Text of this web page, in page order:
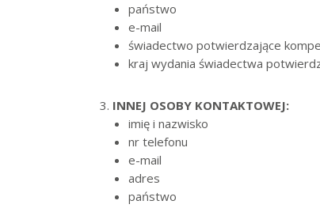
państwo
e-mail
świadectwo potwierdzające
kraj wydania świadectwa
INNEJ OSOBY KONTAKTOWEJ:
imię i nazwisko
nr telefonu
e-mail
adres
państwo